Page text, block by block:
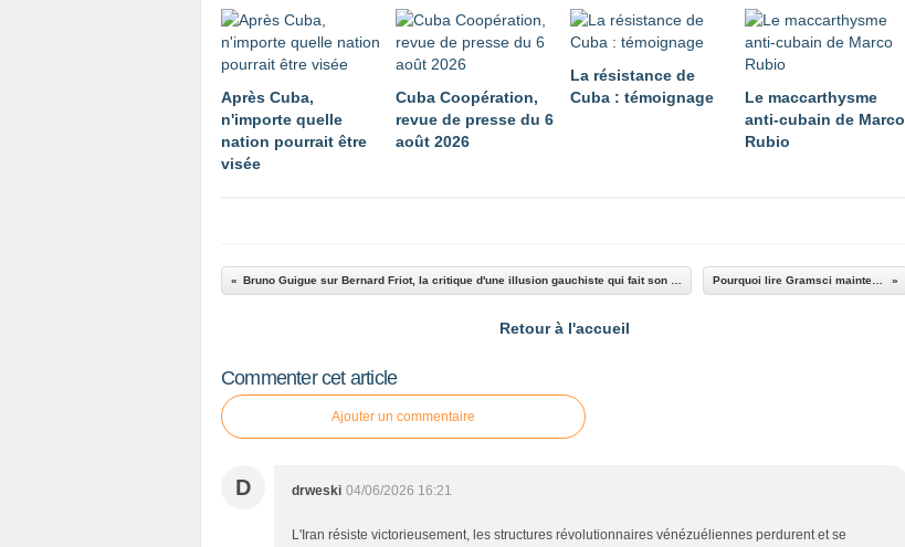
Après Cuba,
n'importe quelle
nation pourrait être
visée
Cuba Coopération,
revue de presse du 6
août 2026
La résistance de
Cuba : témoignage
Le maccarthysme
anti-cubain de Marco
Rubio
Retour à l'accueil
Commenter cet article
Ajouter un commentaire
D drweski 04/06/2026 16:21
L'Iran résiste victorieusement, les structures révolutionnaires vénézuéliennes perdurent et se